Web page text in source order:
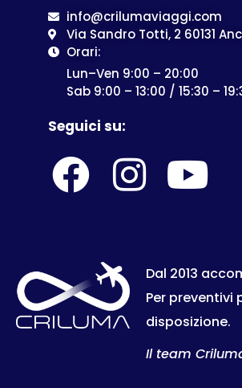
info@crilumaviaggi.com
Via Sandro Totti, 2 60131
Orari:
Lun–Ven 9:00 – 20:00
Sab 9:00 – 13:00 / 15:30 –
Seguici su:
Dal 2013
Per preventivi
disposizione.
Il team